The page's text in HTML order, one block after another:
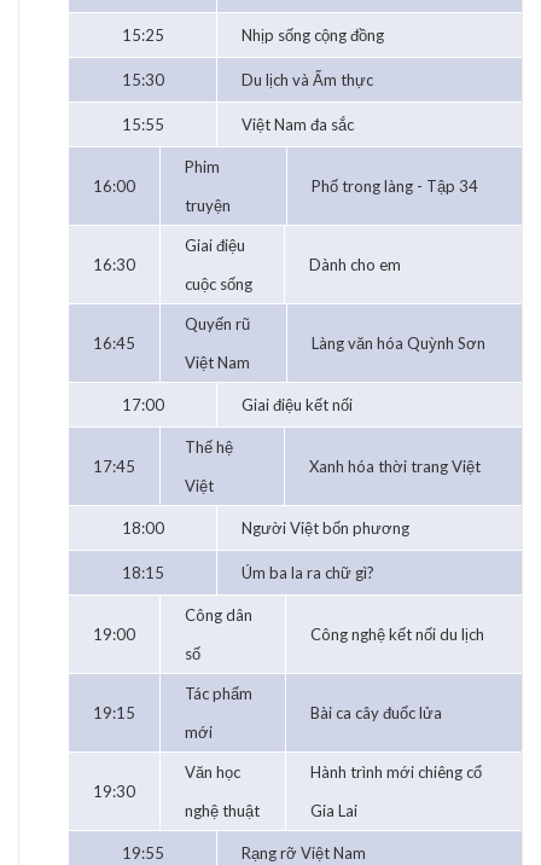
15:25 Nhịp sống cộng đồng
15:30 Du lịch và Ẩm thực
15:55 Việt Nam đa sắc
16:00
Phim
truyện
Phố trong làng - Tập 34
16:30
Giai điệu
cuộc sống
Dành cho em
16:45
Quyến rũ
Việt Nam
Làng văn hóa Quỳnh Sơn
17:00 Giai điệu kết nối
17:45
Thế hệ
Việt
Xanh hóa thời trang Việt
18:00 Người Việt bốn phương
18:15 Úm ba la ra chữ gì?
19:00
Công dân
số
Công nghệ kết nối du lịch
19:15
Tác phẩm
mới
Bài ca cây đuốc lửa
19:30
Văn học
nghệ thuật
Hành trình mới chiêng cổ
Gia Lai
19:55 Rạng rỡ Việt Nam